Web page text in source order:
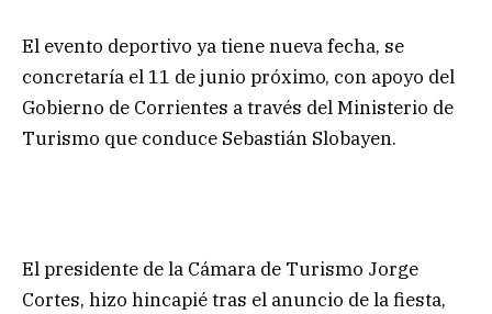
El evento deportivo ya tiene nueva fecha, se
concretaría el 11 de junio próximo, con apoyo del
Gobierno de Corrientes a través del Ministerio de
Turismo que conduce Sebastián Slobayen.
El presidente de la Cámara de Turismo Jorge
Cortes, hizo hincapié tras el anuncio de la fiesta,